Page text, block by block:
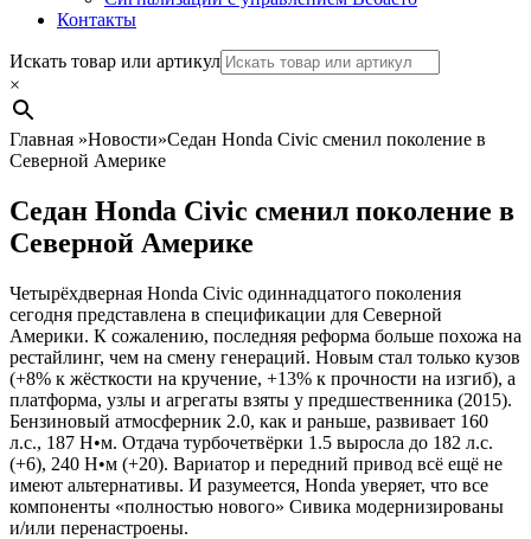
Контакты
Search
Искать товар или артикул
×
Главная »Новости»Седан Honda Civic сменил поколение в
Северной Америке
Седан Honda Civic сменил поколение в
Северной Америке
Четырёхдверная Honda Civic одиннадцатого поколения
сегодня представлена в спецификации для Северной
Америки. К сожалению, последняя реформа больше похожа на
рестайлинг, чем на смену генераций. Новым стал только кузов
(+8% к жёсткости на кручение, +13% к прочности на изгиб), а
платформа, узлы и агрегаты взяты у предшественника (2015).
Бензиновый атмосферник 2.0, как и раньше, развивает 160
л.с., 187 Н•м. Отдача турбочетвёрки 1.5 выросла до 182 л.с.
(+6), 240 Н•м (+20). Вариатор и передний привод всё ещё не
имеют альтернативы. И разумеется, Honda уверяет, что все
компоненты «полностью нового» Сивика модернизированы
и/или перенастроены.